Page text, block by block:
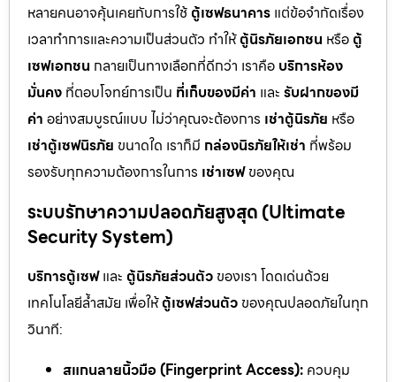
หลายคนอาจคุ้นเคยกับการใช้ ตู้เซฟธนาคาร แต่ข้อจำกัดเรื่อง
เวลาทำการและความเป็นส่วนตัว ทำให้ตู้นิรภัยเอกชน หรือ ตู้
เซฟเอกชน กลายเป็นทางเลือกที่ดีกว่า เราคือ บริการห้อง
มั่นคง ที่ตอบโจทย์การเป็น ที่เก็บของมีค่า และ รับฝากของมี
ค่า อย่างสมบูรณ์แบบ ไม่ว่าคุณจะต้องการ เช่าตู้นิรภัย หรือ
เช่าตู้เซฟนิรภัย ขนาดใด เราก็มี กล่องนิรภัยให้เช่า ที่พร้อม
รองรับทุกความต้องการในการ เช่าเซฟของคุณ
ระบบรักษาความปลอดภัยสูงสุด (Ultimate
Security System)
บริการตู้เซฟและ ตู้นิรภัยส่วนตัว ของเรา โดดเด่นด้วย
เทคโนโลยีล้ำสมัย เพื่อให้ตู้เซฟส่วนตัว ของคุณปลอดภัยในทุก
วินาที:
สแกนลายนิ้วมือ (Fingerprint Access): ควบคุม